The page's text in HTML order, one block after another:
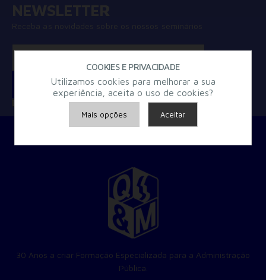
Concordo com aPolítica de Privacidade
30 Anos a criar Formação Especializada para a Administração
Pública.
COOKIES E PRIVACIDADE
Utilizamos cookies para melhorar a sua
experiência, aceita o uso de cookies?
Mais opções Aceitar
Consentimento Google Ads, Google Shopping e Google
Consentimento para Remarketing
Permitir suporte a funcionalidades do site.
Permitir personalização e recomendações de video.
autenticação e prevenção de fraudes.
ID de Rastreamento Negado